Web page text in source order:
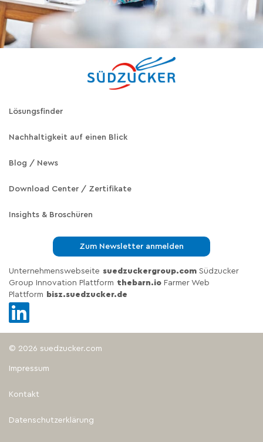
Lösungsfinder
Nachhaltigkeit auf einen Blick
Blog / News
Download Center / Zertifikate
Insights & Broschüren
Zum Newsletter anmelden
Unternehmenswebseite suedzuckergroup.com Südzucker
Group Innovation Plattform thebarn.io Farmer Web
Plattform
bisz.suedzucker.de
© 2026 suedzucker.com
Impressum
Kontakt
Datenschutzerklärung